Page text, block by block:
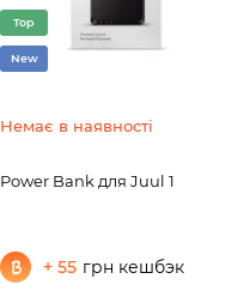
Top
New
Немає в наявності
Power Bank для Juul 1
+ 55 грн кешбэк